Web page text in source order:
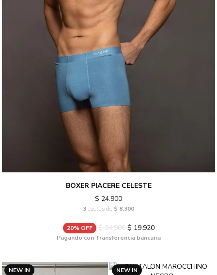
BOXER PIACERE CELESTE
$ 24.900
3cuotas de $ 8.300
20% OFF $ 24.900$ 19.920
Pagando con Transferencia bancaria
NEW IN NEW IN